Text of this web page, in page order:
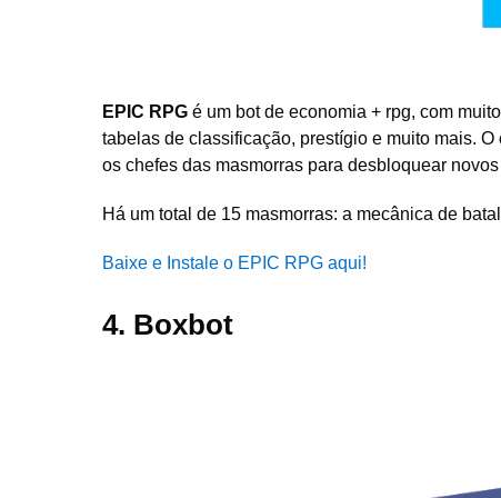
EPIC RPG é um bot de economia + rpg, com
tabelas de classificação, prestígio e muito mais.
os chefes das masmorras para desbloquear
Há um total de 15 masmorras: a mecânica de
Baixe e Instale o EPIC RPG aqui!
4. Boxbot